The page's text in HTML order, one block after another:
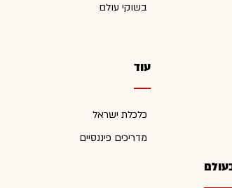
בשוקי עולם
עוד
כלכלת ישראל
מדריכים פיננסיים